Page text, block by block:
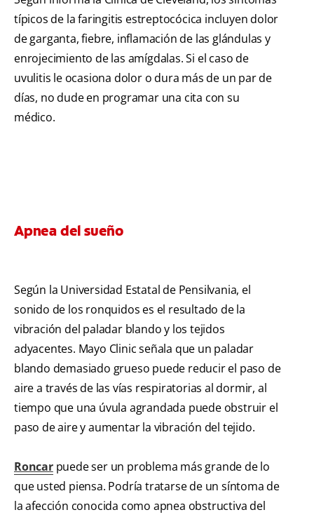
típicos de la faringitis estreptocócica incluyen dolor
de garganta, fiebre, inflamación de las glándulas y
enrojecimiento de las amígdalas. Si el caso de
uvulitis le ocasiona dolor o dura más de un par de
días, no dude en programar una cita con su
médico.
Apnea del sueño
Según la Universidad Estatal de Pensilvania, el
sonido de los ronquidos es el resultado de la
vibración del paladar blando y los tejidos
adyacentes. Mayo Clinic señala que un paladar
blando demasiado grueso puede reducir el paso de
aire a través de las vías respiratorias al dormir, al
tiempo que una úvula agrandada puede obstruir el
paso de aire y aumentar la vibración del tejido.
Roncarpuede ser un problema más grande de lo
que usted piensa. Podría tratarse de un síntoma de
la afección conocida como apnea obstructiva del